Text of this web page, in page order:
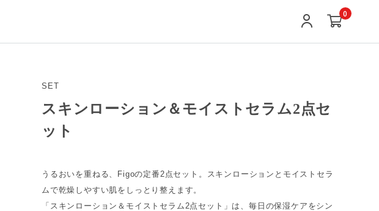
0
SET
スキンローション＆モイストセラム2点セ
ット
うるおいを重ねる、Figoの定番2点セット。スキンローションとモイストセラ
ムで乾燥しやすい肌をしっとり整えます。
「スキンローション＆モイストセラム2点セット」は、毎日の保湿ケアをシン